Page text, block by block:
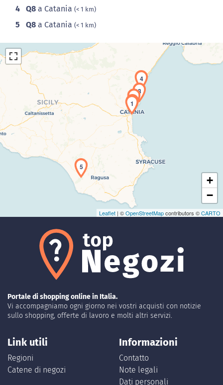
4 Q8 a Catania (< 1 km)
5 Q8 a Catania (< 1 km)
Caricamento della carta in corso...
1
2
3
4
5
+
−
Leaflet | ©OpenStreetMapcontributors ©CARTO
Portale di shopping online in Italia.
Vi accompagniamo ogni giorno nei vostri acquisti con notizie
sullo shopping, offerte di lavoro e molti altri servizi.
Link utili
Regioni
Catene di negozi
Informazioni
Contatto
Note legali
Dati personali